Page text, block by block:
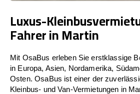
Luxus-
Fahrer in Martin
Mit OsaBus erleben Sie erstklassige
in Europa, Asien, Nordamerika,
Osten. OsaBus ist einer der
Kleinbus- und Van-Vermietungen in